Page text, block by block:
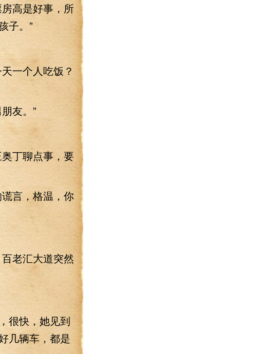
高是好事，所
子。”
一个人吃饭？
友。”
丁聊点事，要
言，格温，你
老汇大道突然
很快，她见到
几辆车，都是